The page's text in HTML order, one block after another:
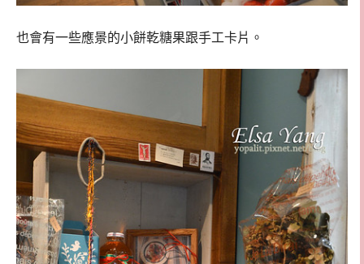
也會有一些應景的小餅乾糖果跟手工卡片。